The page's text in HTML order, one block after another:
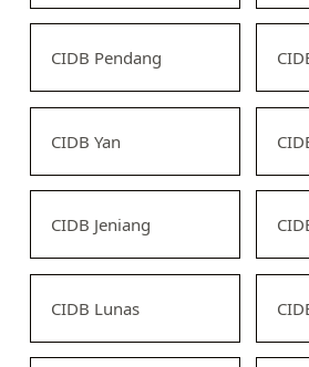
CIDB Pendang
CIDB Yan
CIDB Jeniang
CIDB Lunas